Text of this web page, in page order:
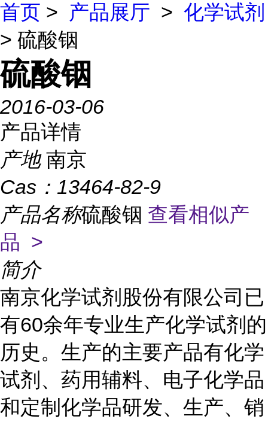
首页 > 产品展厅 > 化学试剂
> 硫酸铟
硫酸铟
2016-03-06
产品详情
产地 南京
Cas： 13464-82-9
产品名称硫酸铟 查看相似产
品 >
简介
南京化学试剂股份有限公司已
有60余年专业生产化学试剂的
历史。生产的主要产品有化学
试剂、药用辅料、电子化学品
和定制化学品研发、生产、销